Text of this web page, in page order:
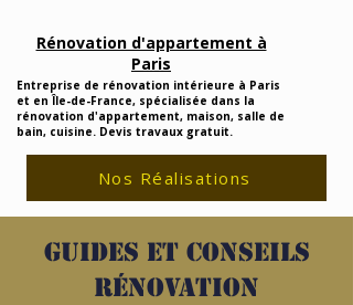
Rénovation d'appartement à
Paris
Entreprise de rénovation intérieure à Paris
et en Île-de-France, spécialisée dans la
rénovation d'appartement, maison, salle de
bain, cuisine. Devis travaux gratuit.
Nos Réalisations
Guides et conseils
rénovation